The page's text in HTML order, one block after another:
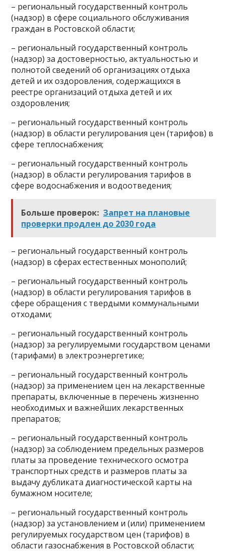
– региональный государственный контроль
(надзор) в сфере социального обслуживания
граждан в Ростовской области;
– региональный государственный контроль
(надзор) за достоверностью, актуальностью и
полнотой сведений об организациях отдыха
детей и их оздоровления, содержащихся в
реестре организаций отдыха детей и их
оздоровления;
– региональный государственный контроль
(надзор) в области регулирования цен (тарифов) в
сфере теплоснабжения;
– региональный государственный контроль
(надзор) в области регулирования тарифов в
сфере водоснабжения и водоотведения;
Больше проверок: Запрет на плановые
проверки продлен до 2030 года
– региональный государственный контроль
(надзор) в сферах естественных монополий;
– региональный государственный контроль
(надзор) в области регулирования тарифов в
сфере обращения с твердыми коммунальными
отходами;
– региональный государственный контроль
(надзор) за регулируемыми государством ценами
(тарифами) в электроэнергетике;
– региональный государственный контроль
(надзор) за применением цен на лекарственные
препараты, включенные в перечень жизненно
необходимых и важнейших лекарственных
препаратов;
– региональный государственный контроль
(надзор) за соблюдением предельных размеров
платы за проведение технического осмотра
транспортных средств и размеров платы за
выдачу дубликата диагностической карты на
бумажном носителе;
– региональный государственный контроль
(надзор) за установлением и (или) применением
регулируемых государством цен (тарифов) в
области газоснабжения в Ростовской области;